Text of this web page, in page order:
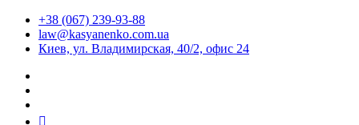
+38 (067) 239-93-88
law@kasyanenko.com.ua
Киев, ул. Владимирская, 40/2, офис 24